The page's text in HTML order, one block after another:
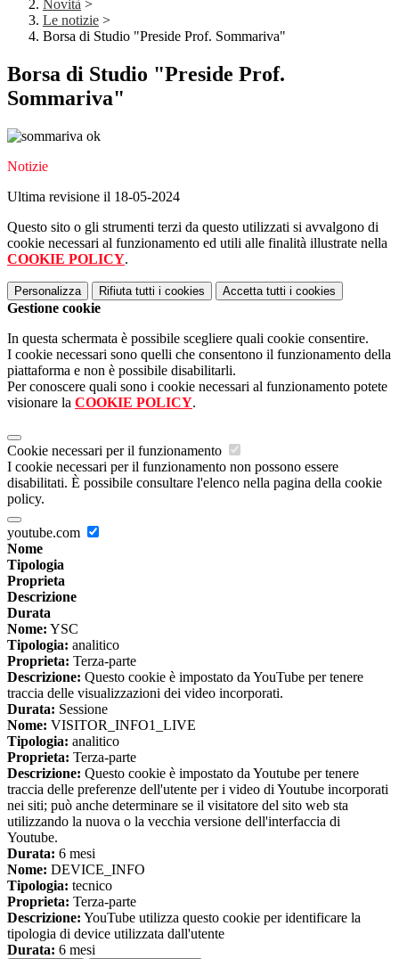
Novità >
Le notizie >
Borsa di Studio "Preside Prof. Sommariva"
Borsa di Studio "Preside Prof.
Sommariva"
Notizie
Ultima revisione il 18-05-2024
Questo sito o gli strumenti terzi da questo utilizzati si avvalgono di
cookie necessari al funzionamento ed utili alle finalità illustrate nella
COOKIE POLICY.
Personalizza Rifiuta tutti i cookies Accetta tutti i cookies
Gestione cookie
In questa schermata è possibile scegliere quali cookie consentire.
I cookie necessari sono quelli che consentono il funzionamento della
piattaforma e non è possibile disabilitarli.
Per conoscere quali sono i cookie necessari al funzionamento potete
visionare la COOKIE POLICY.
Cookie necessari per il funzionamento
I cookie necessari per il funzionamento non possono essere
disabilitati. È possibile consultare l'elenco nella pagina della cookie
policy.
youtube.com
Nome
Tipologia
Proprieta
Descrizione
Durata
Nome: YSC
Tipologia: analitico
Proprieta: Terza-parte
Descrizione: Questo cookie è impostato da YouTube per tenere
traccia delle visualizzazioni dei video incorporati.
Durata: Sessione
Nome: VISITOR_INFO1_LIVE
Tipologia: analitico
Proprieta: Terza-parte
Descrizione: Questo cookie è impostato da Youtube per tenere
traccia delle preferenze dell'utente per i video di Youtube incorporati
nei siti; può anche determinare se il visitatore del sito web sta
utilizzando la nuova o la vecchia versione dell'interfaccia di
Youtube.
Durata: 6 mesi
Nome: DEVICE_INFO
Tipologia: tecnico
Proprieta: Terza-parte
Descrizione: YouTube utilizza questo cookie per identificare la
tipologia di device utilizzata dall'utente
Durata: 6 mesi